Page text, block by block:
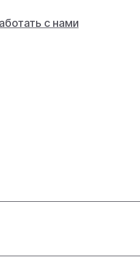
с нами